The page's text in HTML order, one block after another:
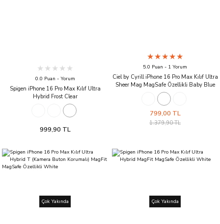
0.0 Puan - Yorum
Spigen iPhone 16 Pro Max Kılıf Ultra
Hybrid Frost Clear
999,90 TL
5.0 Puan - 1 Yorum
Ciel by Cyrill iPhone 16 Pro Max Kılıf Ultra
Sheer Mag MagSafe Özellikli Baby Blue
799,00 TL
1.379,90 TL
Çok Yakında Çok Yakında